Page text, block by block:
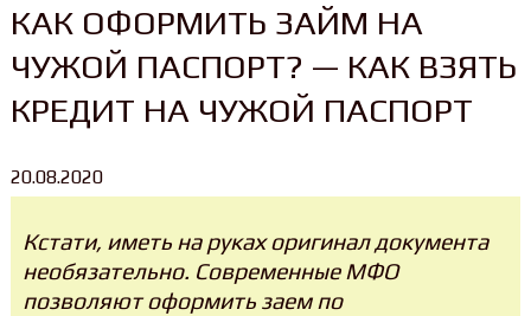
КАК ОФОРМИТЬ ЗАЙМ НА
ЧУЖОЙ ПАСПОРТ? — КАК ВЗЯТЬ
КРЕДИТ НА ЧУЖОЙ ПАСПОРТ
20.08.2020
Кстати, иметь на руках оригинал документа
необязательно. Современные МФО
позволяют оформить заем по